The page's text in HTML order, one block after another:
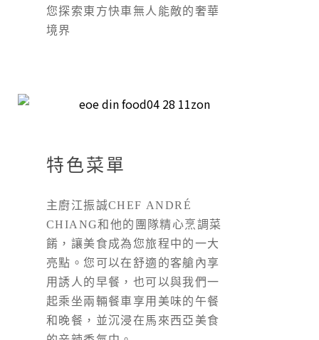
您探索東方快車無人能敵的奢華
境界
特色菜單
主廚江振誠CHEF ANDRÉ
CHIANG和他的團隊精心烹調菜
餚，讓美食成為您旅程中的一大
亮點。您可以在舒適的客艙內享
用誘人的早餐，也可以與我們一
起乘坐兩輛餐車享用美味的午餐
和晚餐，並沉浸在馬來西亞美食